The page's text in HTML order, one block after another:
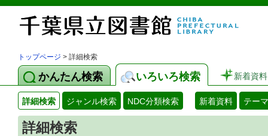
トップページ > 詳細検索
かんたん検索 いろいろ検索 新着資料
詳細検索 ジャンル検索 NDC分類検索 新着資料 テー
詳細検索